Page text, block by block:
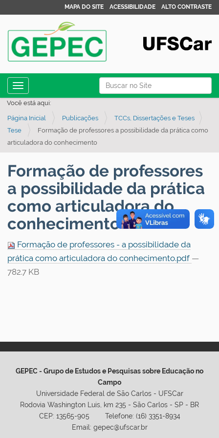
Busca
Busca Avançada…
MAPA DO SITE ACESSIBILIDADE ALTO CONTRASTE
Toggle navigation
Você está aqui:
Página Inicial Publicações
TCCs, Dissertações e Teses
Tese
Formação de professores a possibilidade da prática como
articuladora do conhecimento
Formação de professores
a possibilidade da prática
como articuladora do
conhecimento
Formação de professores - a possibilidade da
prática como articuladora do conhecimento.pdf —
782.7 KB
GEPEC - Grupo de Estudos e Pesquisas sobre Educação no
Campo
Universidade Federal de São Carlos - UFSCar
Rodovia Washington Luis, km 235 - São Carlos - SP - BR
CEP: 13565-905 Telefone: (16) 3351-8934
Email: gepec@ufscar.br